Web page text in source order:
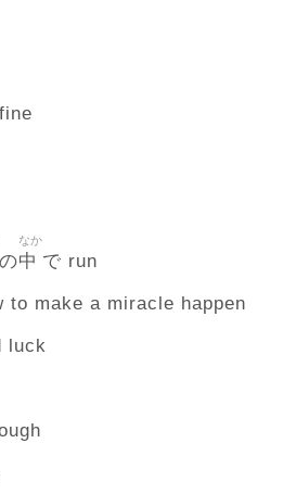
の中
なか
で run
to make a miracle happen
luck